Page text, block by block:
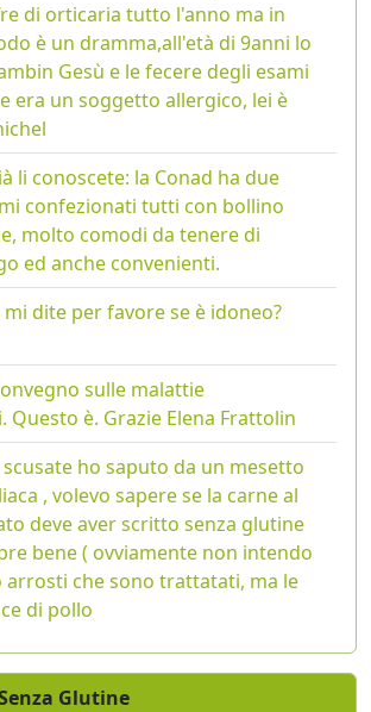
di orticaria tutto l'anno ma in
è un dramma,all'età di 9anni lo
Gesù e le fecere degli esami
era un soggetto allergico, lei è
li conoscete: la Conad ha due
confezionati tutti con bollino
molto comodi da tenere di
ed anche convenienti.
dite per favore se è idoneo?
sulle malattie
Questo è. Grazie Elena Frattolin
scusate ho saputo da un mesetto
, volevo sapere se la carne al
deve aver scritto senza glutine
bene ( ovviamente non intendo
che sono trattatati, ma le
di pollo
Glutine